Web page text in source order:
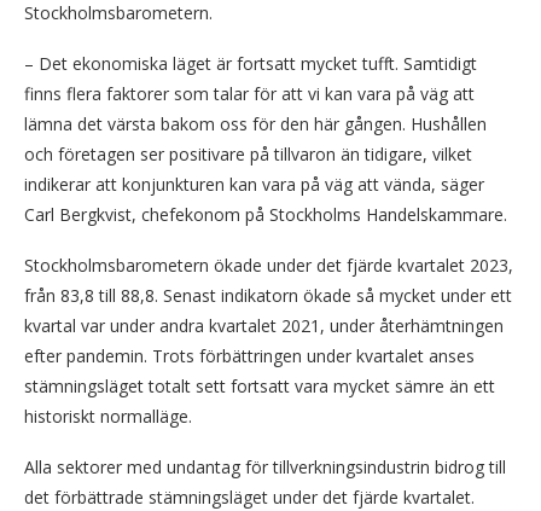
Stockholmsbarometern.
– Det ekonomiska läget är fortsatt mycket tufft. Samtidigt
finns flera faktorer som talar för att vi kan vara på väg att
lämna det värsta bakom oss för den här gången. Hushållen
och företagen ser positivare på tillvaron än tidigare, vilket
indikerar att konjunkturen kan vara på väg att vända, säger
Carl Bergkvist, chefekonom på Stockholms Handelskammare.
Stockholmsbarometern ökade under det fjärde kvartalet 2023,
från 83,8 till 88,8. Senast indikatorn ökade så mycket under ett
kvartal var under andra kvartalet 2021, under återhämtningen
efter pandemin. Trots förbättringen under kvartalet anses
stämningsläget totalt sett fortsatt vara mycket sämre än ett
historiskt normalläge.
Alla sektorer med undantag för tillverkningsindustrin bidrog till
det förbättrade stämningsläget under det fjärde kvartalet.